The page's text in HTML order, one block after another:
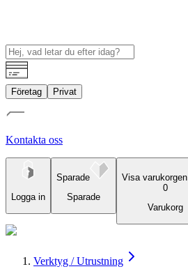
Företag Privat
Kontakta oss
Logga in
Sparade
Sparade
Visa varukorgen
0
Varukorg
Verktyg / Utrustning